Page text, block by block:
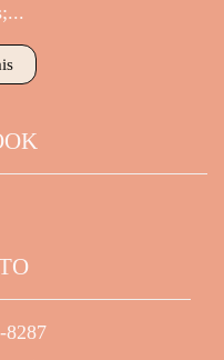
8287